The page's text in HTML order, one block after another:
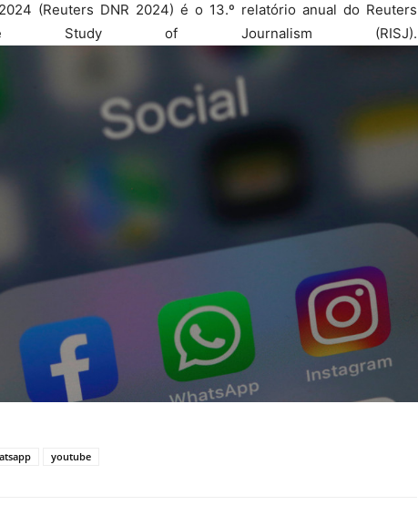
(Reuters DNR 2024) é o 13.º relatório anual do Reuters
Study of Journalism (RISJ).
youtube